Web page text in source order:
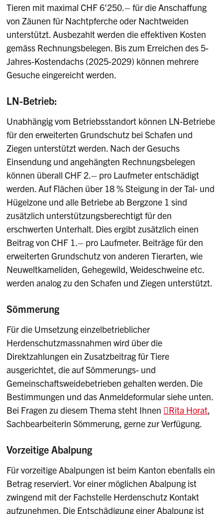
Tieren mit maximal CHF 6'250.– für die Anschaffung
von Zäunen für Nachtpferche oder Nachtweiden
unterstützt. Ausbezahlt werden die effektiven Kosten
gemäss Rechnungsbelegen. Bis zum Erreichen des 5-
Jahres-Kostendachs (2025-2029) können mehrere
Gesuche eingereicht werden.
LN-Betrieb:
Unabhängig vom Betriebsstandort können LN-Betriebe
für den erweiterten Grundschutz bei Schafen und
Ziegen unterstützt werden. Nach der Gesuchs
Einsendung und angehängten Rechnungsbelegen
können überall CHF 2.– pro Laufmeter entschädigt
werden. Auf Flächen über 18 % Steigung in der Tal- und
Hügelzone und alle Betriebe ab Bergzone 1 sind
zusätzlich unterstützungsberechtigt für den
erschwerten Unterhalt. Dies ergibt zusätzlich einen
Beitrag von CHF 1.– pro Laufmeter. Beiträge für den
erweiterten Grundschutz von anderen Tierarten, wie
Neuweltkameliden, Gehegewild, Weideschweine etc.
werden analog zu den Schafen und Ziegen unterstützt.
Sömmerung
Für die Umsetzung einzelbetrieblicher
Herdenschutzmassnahmen wird über die
Direktzahlungen ein Zusatzbeitrag für Tiere
ausgerichtet, die auf Sömmerungs- und
Gemeinschaftsweidebetrieben gehalten werden. Die
Bestimmungen und das Anmeldeformular siehe unten.
Bei Fragen zu diesem Thema steht Ihnen
Rita Horat,
Sachbearbeiterin Sömmerung, gerne zur Verfügung.
Vorzeitige Abalpung
Für vorzeitige Abalpungen ist beim Kanton ebenfalls ein
Betrag reserviert. Vor einer möglichen Abalpung ist
zwingend mit der Fachstelle Herdenschutz Kontakt
aufzunehmen. Die Entschädigung einer Abalpung ist